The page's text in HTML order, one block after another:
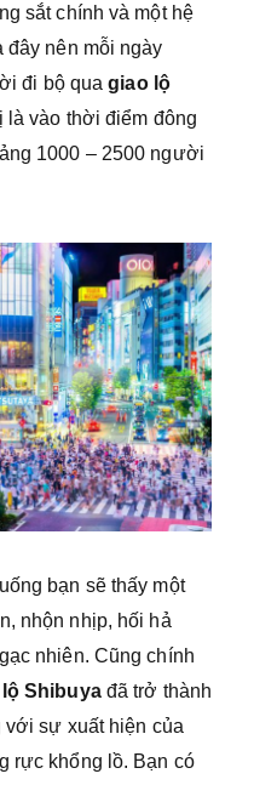
sắt chính và một hệ
đây nên mỗi ngày
đi bộ quagiao lộ
là vào thời điểm đông
1000 – 2500 người
bạn sẽ thấy một
nhộn nhịp, hối hả
nhiên. Cũng chính
Shibuyađã trở thành
với sự xuất hiện của
rực khổng lồ. Bạn có